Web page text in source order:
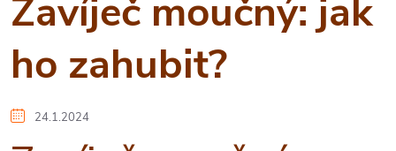
Zavíječ moučný: jak
ho zahubit?
24.1.2024